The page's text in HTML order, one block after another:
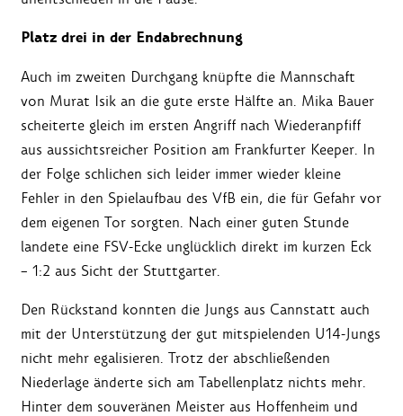
Platz drei in der Endabrechnung
Auch im zweiten Durchgang knüpfte die Mannschaft
von Murat Isik an die gute erste Hälfte an. Mika Bauer
scheiterte gleich im ersten Angriff nach Wiederanpfiff
aus aussichtsreicher Position am Frankfurter Keeper. In
der Folge schlichen sich leider immer wieder kleine
Fehler in den Spielaufbau des VfB ein, die für Gefahr vor
dem eigenen Tor sorgten. Nach einer guten Stunde
landete eine FSV-Ecke unglücklich direkt im kurzen Eck
– 1:2 aus Sicht der Stuttgarter.
Den Rückstand konnten die Jungs aus Cannstatt auch
mit der Unterstützung der gut mitspielenden U14-Jungs
nicht mehr egalisieren. Trotz der abschließenden
Niederlage änderte sich am Tabellenplatz nichts mehr.
Hinter dem souveränen Meister aus Hoffenheim und